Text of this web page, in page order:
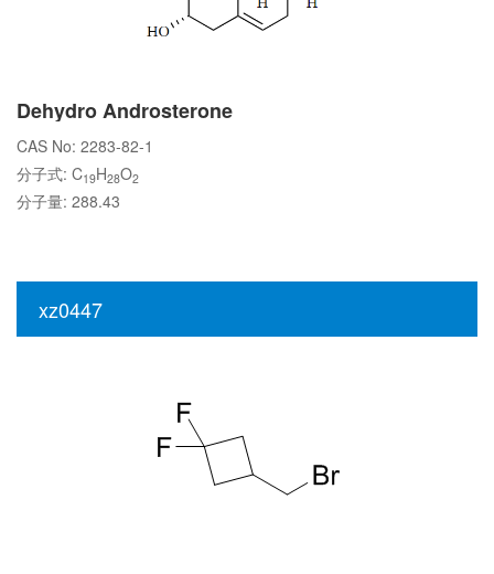
Dehydro Androsterone
CAS No: 2283-82-1
分子式: C19H28O2
分子量: 288.43
xz0447